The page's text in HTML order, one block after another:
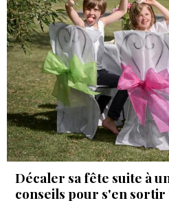
Décaler sa fête suite à
conseils pour s'en sortir